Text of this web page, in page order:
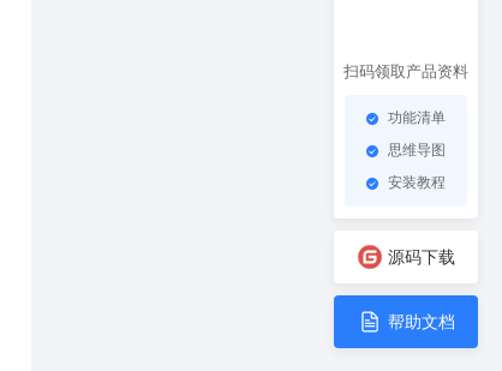
扫码领取产品资料
功能清单
思维导图
安装教程
源码下载
帮助文档